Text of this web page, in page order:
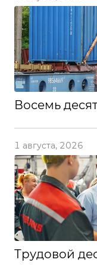
Восемь
1 августа, 2026
Трудовой